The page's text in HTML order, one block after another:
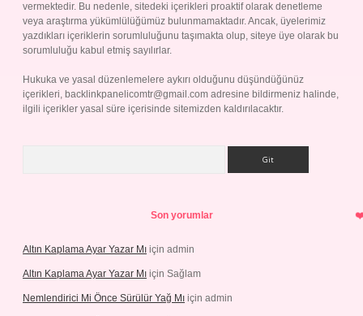
vermektedir. Bu nedenle, sitedeki içerikleri proaktif olarak denetleme
veya araştırma yükümlülüğümüz bulunmamaktadır. Ancak, üyelerimiz
yazdıkları içeriklerin sorumluluğunu taşımakta olup, siteye üye olarak bu
sorumluluğu kabul etmiş sayılırlar.
Hukuka ve yasal düzenlemelere aykırı olduğunu düşündüğünüz
içerikleri, backlinkpanelicomtr@gmail.com adresine bildirmeniz halinde,
ilgili içerikler yasal süre içerisinde sitemizden kaldırılacaktır.
Son yorumlar
Altın Kaplama Ayar Yazar Mı için admin
Altın Kaplama Ayar Yazar Mı için Sağlam
Nemlendirici Mi Önce Sürülür Yağ Mı için admin